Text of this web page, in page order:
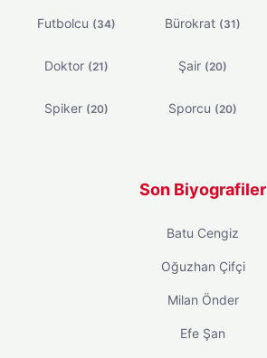
Futbolcu (34) Bürokrat (31)
Doktor (21) Şair (20)
Spiker (20) Sporcu (20)
Son Biyografiler
Batu Cengiz
Oğuzhan Çifçi
Milan Önder
Efe Şan